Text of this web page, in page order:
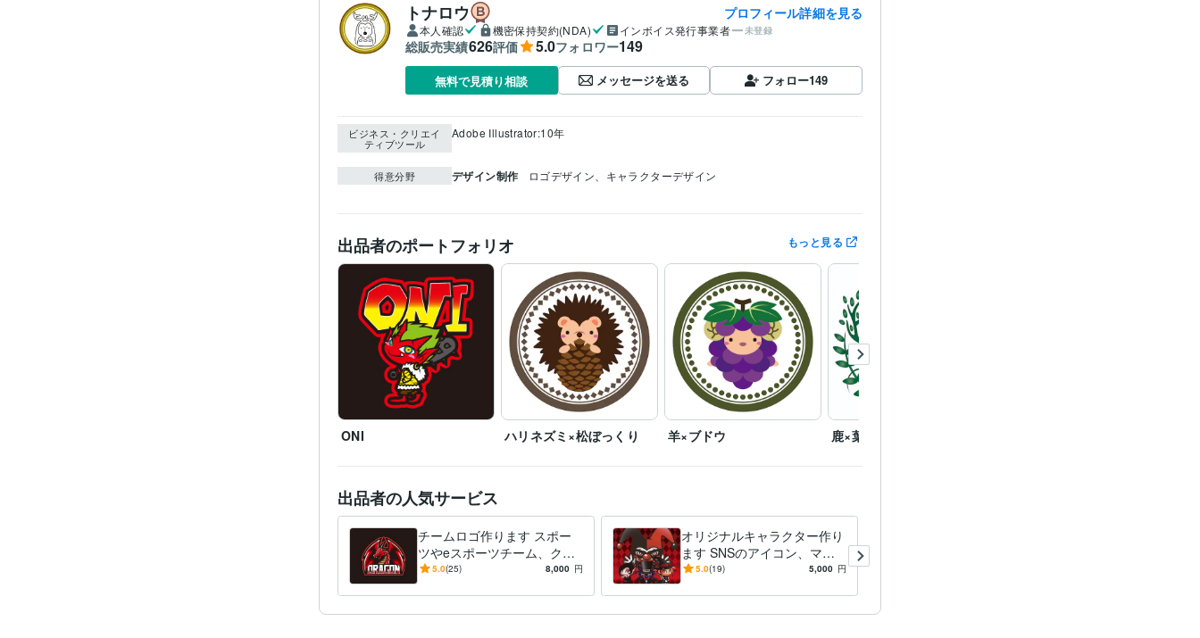
トナロウ プロフィール詳細を見る
本人確認 機密保持契約(NDA) インボイス発行事業者 未登録
総販売実績626評価 5.0フォロワー149
無料で見積り相談 メッセージを送る フォロー149
ビジネス・クリエイ
ティブツール
Adobe Illustrator:10年
得意分野 デザイン制作 ロゴデザイン、キャラクターデザイン
出品者のポートフォリオ もっと見る
ONI ハリネズミ×松ぼっくり 羊×ブドウ 鹿×葉
出品者の人気サービス
チームロゴ作ります スポー
ツやeスポーツチーム、クラ
ブ、サークル等に
5.0(25) 8,000 円
オリジナルキャラクター作り
ます SNSのアイコン、マス
コット、ゲーム用のキャラク
5.0(19) 5,000 円